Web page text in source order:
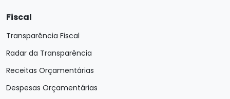
Fiscal
Transparência Fiscal
Radar da Transparência
Receitas Orçamentárias
Despesas Orçamentárias